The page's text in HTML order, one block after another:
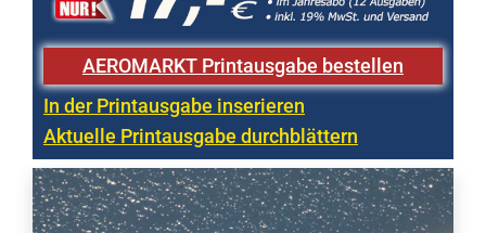
AEROMARKT Printausgabe bestellen
In der Printausgabe inserieren
Aktuelle Printausgabe durchblättern